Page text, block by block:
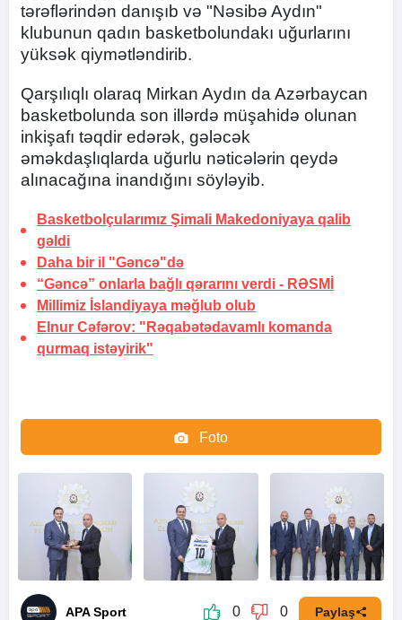
tərəflərindən danışıb və "Nəsibə Aydın"
klubunun qadın basketbolundakı uğurlarını
yüksək qiymətləndirib.
Qarşılıqlı olaraq Mirkan Aydın da Azərbaycan
basketbolunda son illərdə müşahidə olunan
inkişafı təqdir edərək, gələcək
əməkdaşlıqlarda uğurlu nəticələrin qeydə
alınacağına inandığını söyləyib.
Basketbolçularımız Şimali Makedoniyaya qalib
gəldi
Daha bir il "Gəncə"də
“Gəncə” onlarla bağlı qərarını verdi - RƏSMİ
Millimiz İslandiyaya məğlub olub
Elnur Cəfərov: "Rəqabətədavamlı komanda
qurmaq istəyirik"
Foto
Video
APA Sport 0 0 Paylaş